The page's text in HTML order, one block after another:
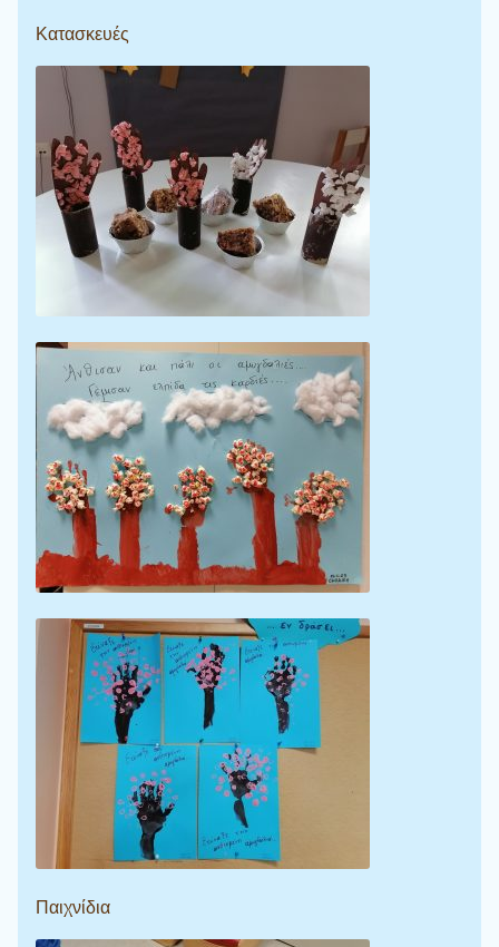
Κατασκευές
Παιχνίδια